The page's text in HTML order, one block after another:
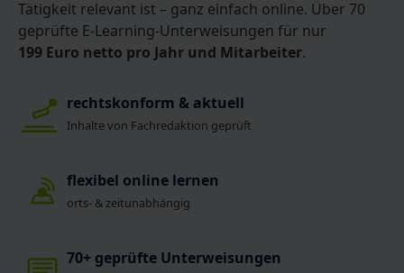
Tätigkeit relevant ist – ganz einfach online. Über 70
geprüfte E-Learning-Unterweisungen für nur
199 Euro netto pro Jahr und Mitarbeiter.
rechtskonform & aktuell
Inhalte von Fachredaktion geprüft
flexibel online lernen
orts- & zeitunabhängig
70+ geprüfte Unterweisungen